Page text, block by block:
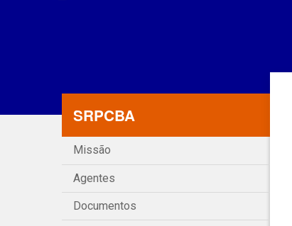
SRPCBA
Missão
Agentes
Documentos